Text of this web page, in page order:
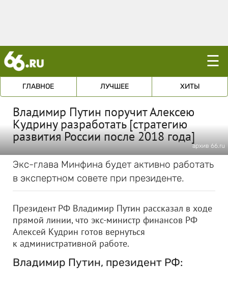
☰
ГЛАВНОЕ ЛУЧШЕЕ ХИТЫ
Владимир Путин поручит Алексею
Кудрину разработать [стратегию
развития России после 2018 года]
архив 66.ru
Экс-глава Минфина будет активно работать
в экспертном совете при президенте.
Президент РФ Владимир Путин рассказал в ходе
прямой линии, что экс-министр финансов РФ
Алексей Кудрин готов вернуться
к административной работе.
Владимир Путин, президент РФ: